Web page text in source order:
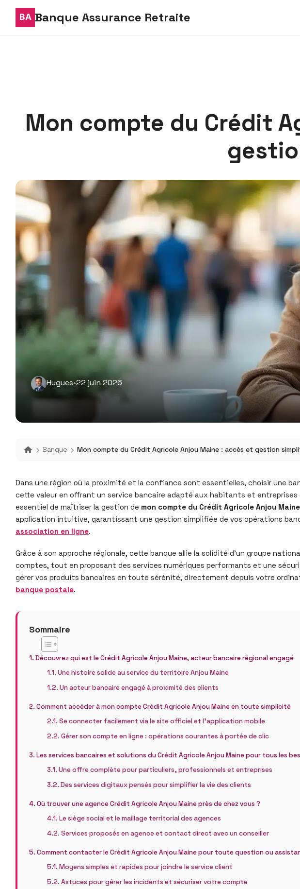
Banque Assurance Retraite
Mon compte du Crédit
Hugues•22 juin 2026
Banque Mon compte du Crédit Agricole Anjou Maine : accès et gestion
Dans une région où la proximité et la confiance sont essentielles, choisir une
cette valeur en offrant un service bancaire adapté aux habitants et
essentiel de maîtriser la gestion de mon compte du Crédit Agricole Anjou Maine
application intuitive, garantissant une gestion simplifiée de vos opérations
association en ligne.
Grâce à son approche régionale, cette banque allie la solidité d’un groupe
comptes, tout en proposant des services numériques performants et une
gérer vos produits bancaires en toute sérénité, directement depuis votre
banque postale.
Sommaire
Découvrez qui est le Crédit Agricole Anjou Maine, acteur bancaire régional engagé
Une histoire solide au service du territoire Anjou Maine
Un acteur bancaire engagé à proximité des clients
Comment accéder à mon compte Crédit Agricole Anjou Maine en toute simplicité
Se connecter facilement via le site officiel et l’application mobile
Gérer son compte en ligne : opérations courantes à portée de clic
Les services bancaires et solutions du Crédit Agricole Anjou Maine pour tous les
Une offre complète pour particuliers, professionnels et entreprises
Des services digitaux pensés pour simplifier la vie des clients
Où trouver une agence Crédit Agricole Anjou Maine près de chez vous ?
Le siège social et le maillage territorial des agences
Services proposés en agence et contact direct avec un conseiller
Comment contacter le Crédit Agricole Anjou Maine pour toute question ou
Moyens simples et rapides pour joindre le service client
Astuces pour gérer les incidents et sécuriser votre compte